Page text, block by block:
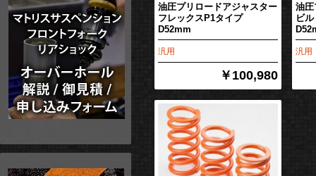
油圧プリロードアジャスター
フレックスP1タイプ
D52mm
汎用
￥100,980
油圧
ビ
汎用